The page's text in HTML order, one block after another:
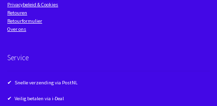
Privacybeleid & Cookies
Retouren
Retourformulier
Over ons
Service
✔ Snelle verzending via PostNL
✔ Veilig betalen via i-Deal